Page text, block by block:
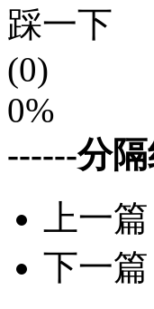
踩一下
(0)
0%
------分
上一篇
下一篇